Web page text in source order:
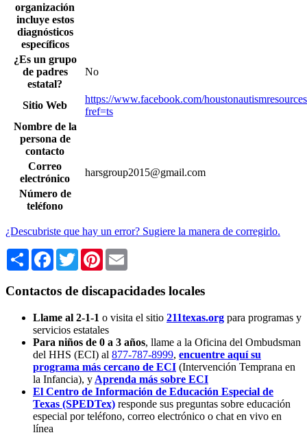
organización
incluye estos
diagnósticos
específicos
¿Es un grupo
de padres
estatal?
No
Sitio Web
https://www.facebook.com/
fref=ts
Nombre de la
persona de
contacto
Correo
electrónico
harsgroup2015@gmail.com
Número de
teléfono
¿Descubriste que hay un error? Sugiere la manera de corregirlo.
Share Facebook
TwitterPinterest
Contactos de discapacidades locales
Llame al 2-1-1 o visita el sitio 211texas.org para programas y
servicios estatales
Para niños de 0 a 3 años, llame a la Oficina del Ombudsman
del HHS (ECI) al 877-787-8999, encuentre aquí su
programa más cercano de ECI (Intervención Temprana en
la Infancia), y Aprenda más sobre ECI
El Centro de Información de Educación Especial de
Texas (SPEDTex) responde sus preguntas sobre educación
especial por teléfono, correo electrónico o chat en vivo en
línea